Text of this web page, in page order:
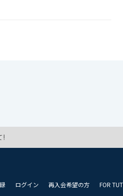
!
ログイン 再入会希望の方 FOR